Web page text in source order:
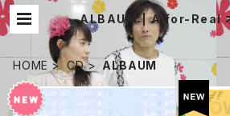
ALBAUM | A for-Real オ
ル 通販サイト
HOME CD ALBAUM